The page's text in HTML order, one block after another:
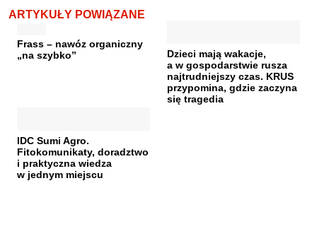
ARTYKUŁY POWIĄZANE
Frass – nawóz organiczny
„na szybko”
Dzieci mają wakacje,
a w gospodarstwie rusza
najtrudniejszy czas. KRUS
przypomina, gdzie zaczyna
się tragedia
IDC Sumi Agro.
Fitokomunikaty, doradztwo
i praktyczna wiedza
w jednym miejscu